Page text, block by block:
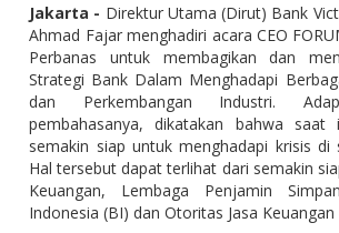
Jakarta - Direktur Utama (Dirut) Bank
Ahmad Fajar menghadiri acara CEO
Perbanas untuk membagikan dan
Strategi Bank Dalam Menghadapi
dan Perkembangan Industri.
pembahasanya, dikatakan bahwa saat
semakin siap untuk menghadapi krisis di
Hal tersebut dapat terlihat dari semakin
Keuangan, Lembaga Penjamin
Indonesia (BI) dan Otoritas Jasa Keuangan